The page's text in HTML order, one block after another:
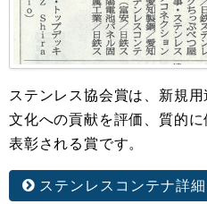
ステンレス協会賞は、新規用
文化への貢献を評価、質的に
表彰される賞です。
ステンレスコンテナ詳細